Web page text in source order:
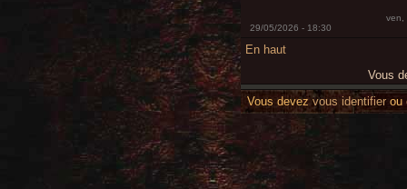
ven,
29/05/2026 - 18:30
En haut
Vous
Vous devez vous identifier ou